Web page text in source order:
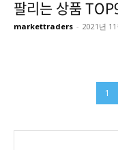
팔리는 상품
markettraders - 2021년
1